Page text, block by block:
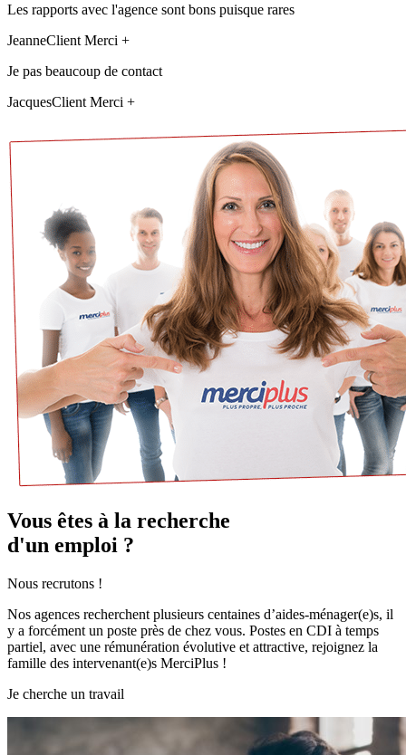
Les rapports avec l'agence sont bons puisque rares
JeanneClient Merci +
Je pas beaucoup de contact
JacquesClient Merci +
Vous êtes à la recherche
d'un emploi ?
Nous recrutons !
Nos agences recherchent plusieurs centaines d’aides-ménager(e)s, il
y a forcément un poste près de chez vous. Postes en CDI à temps
partiel, avec une rémunération évolutive et attractive, rejoignez la
famille des intervenant(e)s MerciPlus !
Je cherche un travail